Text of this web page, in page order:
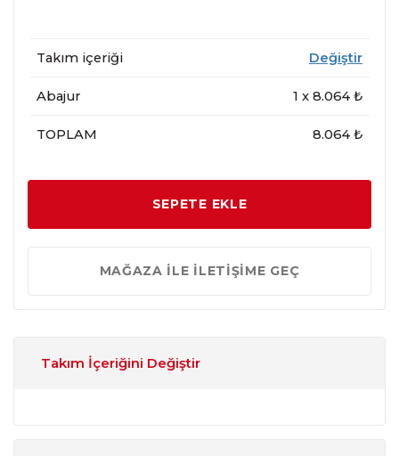
Takım içeriği Değiştir
Abajur 1 x 8.064 ₺
TOPLAM 8.064 ₺
SEPETE EKLE
MAĞAZA İLE İLETİŞİME GEÇ
Takım İçeriğini Değiştir